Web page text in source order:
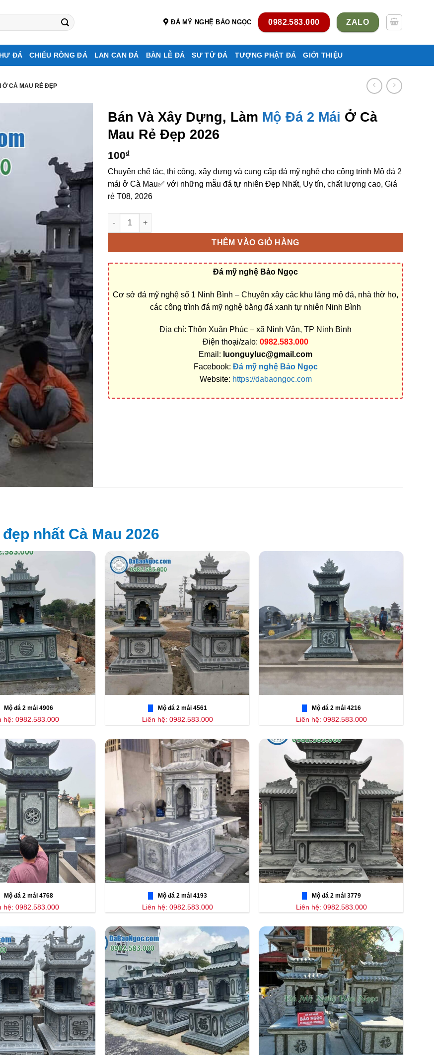
ĐÁ MỸ NGHỆ BẢO NGỌC 0982.583.000 ZALO
ĐÁ CHIẾU RỒNG ĐÁ LAN CAN ĐÁ BÀN LỄ ĐÁ SƯ TỬ ĐÁ TƯỢNG PHẬT ĐÁ GIỚI THIỆU
Ở CÀ MAU RẺ ĐẸP
Bán Và Xây Dựng, Làm Mộ Đá 2 Mái Ở Cà
Mau Rẻ Đẹp 2026
100₫
Chuyên chế tác, thi công, xây dựng và cung cấp đá mỹ nghệ cho công trình Mộ đá 2
mái ở Cà Mau✅ với những mẫu đá tự nhiên Đẹp Nhất, Uy tín, chất lượng cao, Giá
rẻ T08, 2026
Bán và xây dựng, làm Mộ đá 2 mái ở Cà Mau rẻ đẹp số lượng
THÊM VÀO GIỎ HÀNG
Đá mỹ nghệ Bảo Ngọc
Cơ sở đá mỹ nghệ số 1 Ninh Bình – Chuyên xây các khu lăng mộ đá, nhà thờ họ,
các công trình đá mỹ nghệ bằng đá xanh tự nhiên Ninh Bình
Địa chỉ: Thôn Xuân Phúc – xã Ninh Vân, TP Ninh Bình
Điện thoại/zalo: 0982.583.000
Email: luonguyluc@gmail.com
Facebook: Đá mỹ nghệ Bảo Ngọc
Website: https://dabaongoc.com
nhất Cà Mau 2026
Mộ đá 2 mái 4906
hệ: 0982.583.000
Mộ đá 2 mái 4561
Liên hệ: 0982.583.000
Mộ đá 2 mái 4216
Liên hệ: 0982.583.000
Mộ đá 2 mái 4768
hệ: 0982.583.000
Mộ đá 2 mái 4193
Liên hệ: 0982.583.000
Mộ đá 2 mái 3779
Liên hệ: 0982.583.000